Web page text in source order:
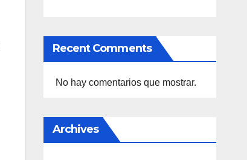
Recent Comments
No hay comentarios que mostrar.
Archives